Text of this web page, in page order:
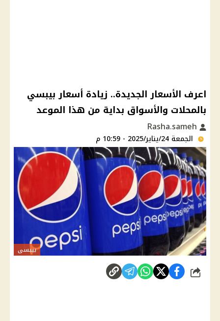
اعرف الأسعار الجديدة.. زيادة أسعار بيبسي
بالمحلات والأسواق بداية من هذا الموعد
الجمعة 24/يناير/2025 - 10:59 م
بيبسى
شارك